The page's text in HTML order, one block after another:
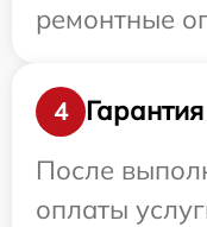
ремонтные
4
Гарантия
После
оплаты